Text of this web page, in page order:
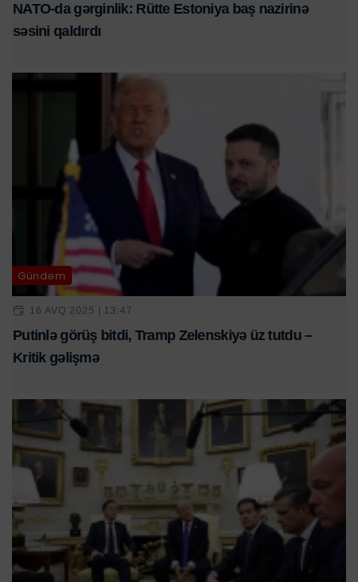
NATO-da gərginlik: Rütte Estoniya baş nazirinə
səsini qaldırdı
Gündəm
16 AVQ 2025 | 13:47
Putinlə görüş bitdi, Tramp Zelenskiyə üz tutdu –
Kritik gəlişmə